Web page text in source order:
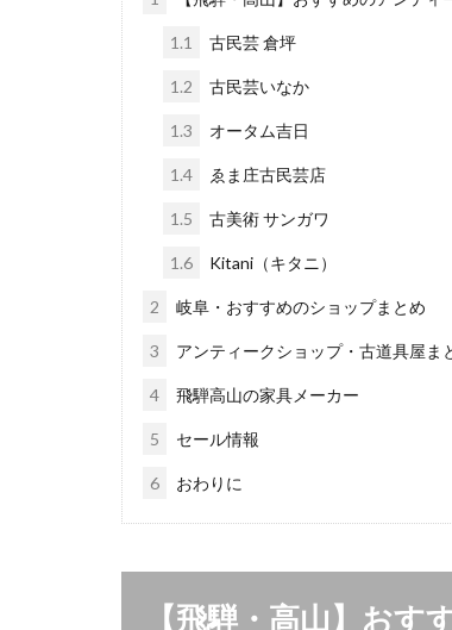
1.1 古民芸 倉坪
1.2 古民芸いなか
1.3 オータム吉日
1.4 ゑま庄古民芸店
1.5 古美術 サンガワ
1.6 Kitani（キタニ）
2 岐阜・おすすめのショップまとめ
3 アンティークショップ・古道具屋ま
4 飛騨高山の家具メーカー
5 セール情報
6 おわりに
【飛騨・高山】お